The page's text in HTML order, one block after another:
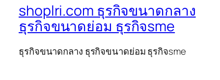
shoplri.com ธุรกิจขนาดกลาง
ธุรกิจขนาดย่อม ธุรกิจsme
ธุรกิจขนาดกลาง ธุรกิจขนาดย่อม ธุรกิจsme